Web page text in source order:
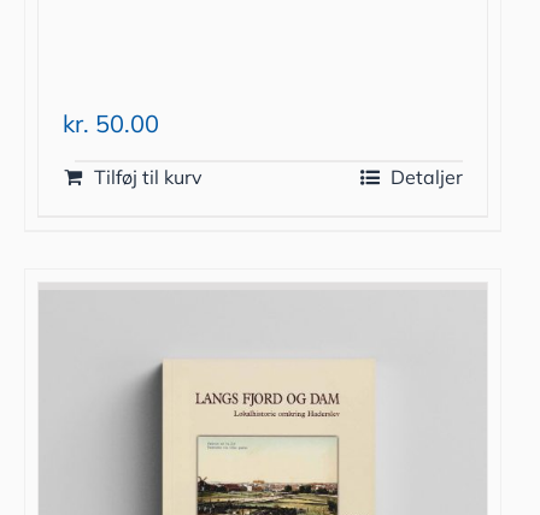
kr. 50.00
Tilføj til kurv Detaljer